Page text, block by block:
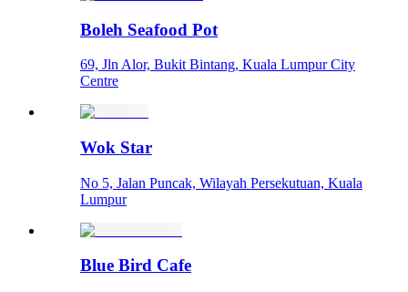
Boleh Seafood Pot
69, Jln Alor, Bukit Bintang, Kuala Lumpur City
Centre
Wok Star
No 5, Jalan Puncak, Wilayah Persekutuan, Kuala
Lumpur
Blue Bird Cafe